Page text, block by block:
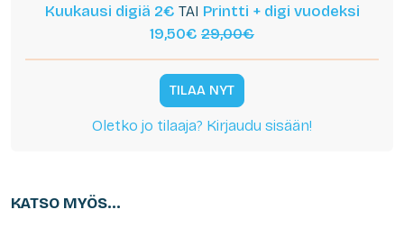
Kuukausi digiä 2€ TAI Printti + digi vuodeksi
19,50€ 29,00€
TILAA NYT
Oletko jo tilaaja? Kirjaudu sisään!
KATSO MYÖS...